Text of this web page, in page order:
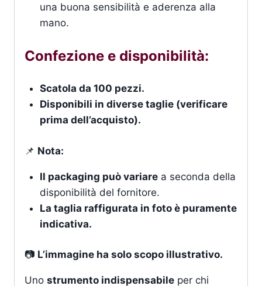
una buona sensibilità e aderenza alla
mano.
Confezione e disponibilità:
Scatola da 100 pezzi.
Disponibili in diverse taglie (verificare
prima dell’acquisto).
📌 Nota:
Il packaging può variarea seconda della
disponibilità del fornitore.
La taglia raffigurata in foto è puramente
indicativa.
📷 L’immagine ha solo scopo illustrativo.
Uno strumento indispensabile per chi